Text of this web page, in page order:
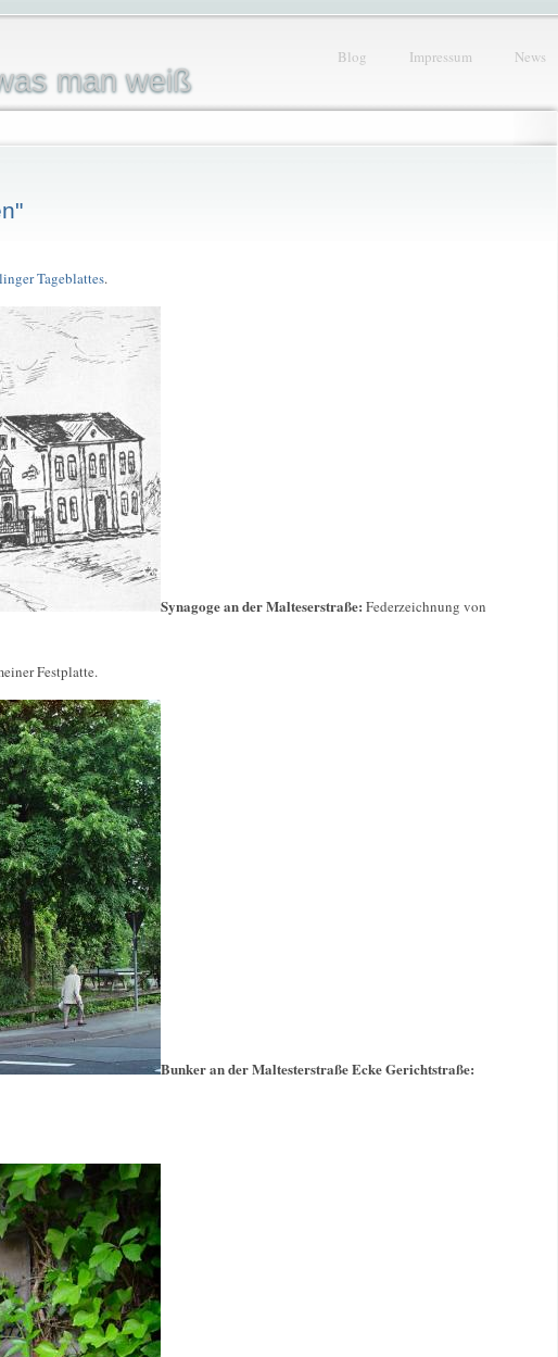
man weiß
Blog Impressum News
Tageblattes.
Synagoge an der Malteserstraße: Federzeichnung von
Festplatte.
Bunker an der Maltesterstraße Ecke Gerichtstraße: